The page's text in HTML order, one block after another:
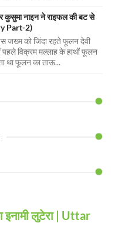
कुसुमा नाइन ने राइफल की बट से
Part-2)
जख्म को जिंदा रहते फूलन देवी
पहले विक्रम मल्लाह के हाथों फूलन
था फूलन का ताऊ...
लुटेरा | Uttar